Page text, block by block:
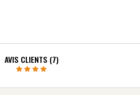
AVIS CLIENTS (7)